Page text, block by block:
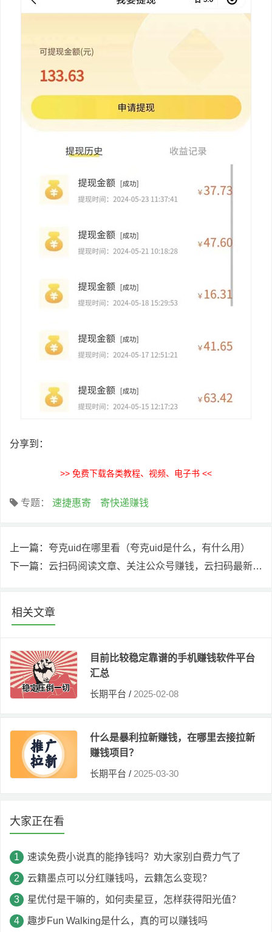
分享到：
>> 免费下载各类教程、视频、电子书 <<
专题： 速捷惠寄 寄快递赚钱
上一篇： 夸克uid在哪里看（夸克uid是什么，有什么用）
下一篇： 云扫码阅读文章、关注公众号赚钱，云扫码最新二维码
相关文章
目前比较稳定靠谱的手机赚钱软件平台
汇总
长期平台 / 2025-02-08
什么是暴利拉新赚钱，在哪里去接拉新
赚钱项目？
长期平台 / 2025-03-30
大家正在看
速读免费小说真的能挣钱吗？劝大家别白费力气了
云籍墨点可以分红赚钱吗，云籍怎么变现？
星优付是干嘛的，如何卖星豆，怎样获得阳光值？
趣步Fun Walking是什么，真的可以赚钱吗